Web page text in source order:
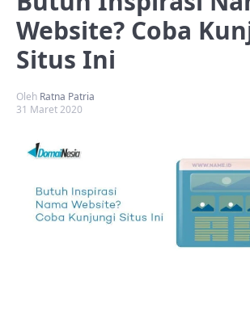
Website? Coba
Situs Ini
Oleh Ratna Patria
31 Maret 2020